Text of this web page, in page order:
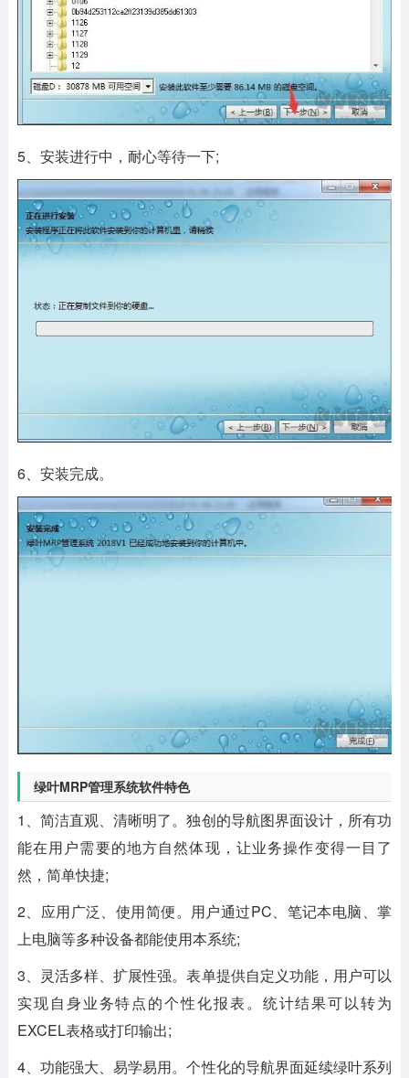
5、安装进行中，耐心等待一下;
6、安装完成。
绿叶MRP管理系统软件特色
1、简洁直观、清晰明了。独创的导航图界面设计，所有功
能在用户需要的地方自然体现，让业务操作变得一目了
然，简单快捷;
2、应用广泛、使用简便。用户通过PC、笔记本电脑、掌
上电脑等多种设备都能使用本系统;
3、灵活多样、扩展性强。表单提供自定义功能，用户可以
实现自身业务特点的个性化报表。统计结果可以转为
EXCEL表格或打印输出;
4、功能强大、易学易用。个性化的导航界面延续绿叶系列